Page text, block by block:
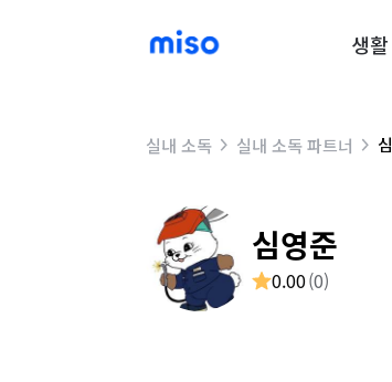
생
실내 소독 실내 소독 파트너
심영준
0.00(0)